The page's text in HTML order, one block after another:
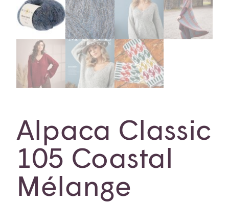
Alpaca Classic
105 Coastal
Mélange